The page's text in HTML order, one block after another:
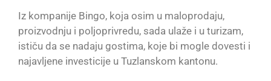
Iz kompanije Bingo, koja osim u maloprodaju,
proizvodnju i poljoprivredu, sada ulaže i u turizam,
ističu da se nadaju gostima, koje bi mogle dovesti i
najavljene investicije u Tuzlanskom kantonu.